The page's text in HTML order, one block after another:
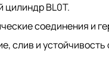
цилиндр BL0T.
соединения и
слив и устойчивость